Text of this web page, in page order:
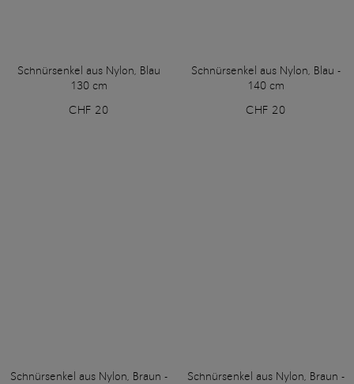
Schnürsenkel aus Nylon, Blau
130 cm
CHF 20
Schnürsenkel aus Nylon, Blau -
140 cm
CHF 20
Schnürsenkel aus Nylon, Braun -
Schnürsenkel aus Nylon, Braun -